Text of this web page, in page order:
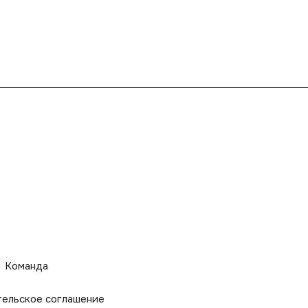
Команда
соглашение